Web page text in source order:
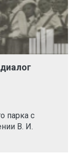
парка с
В. И.